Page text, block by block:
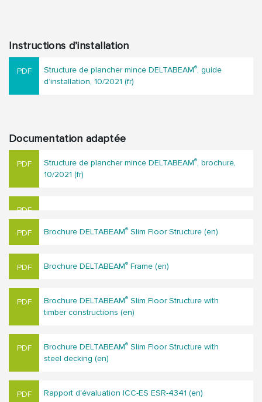
Instructions d’installation
Structure de plancher mince DELTABEAM®, guide
d’installation, 10/2021 (fr)
Documentation adaptée
Structure de plancher mince DELTABEAM®, brochure,
10/2021 (fr)
Brochure DELTABEAM® Slim Floor Structure (en)
Brochure DELTABEAM® Frame (en)
Brochure DELTABEAM® Slim Floor Structure with
timber constructions (en)
Brochure DELTABEAM® Slim Floor Structure with
steel decking (en)
Rapport d'évaluation ICC-ES ESR-4341 (en)